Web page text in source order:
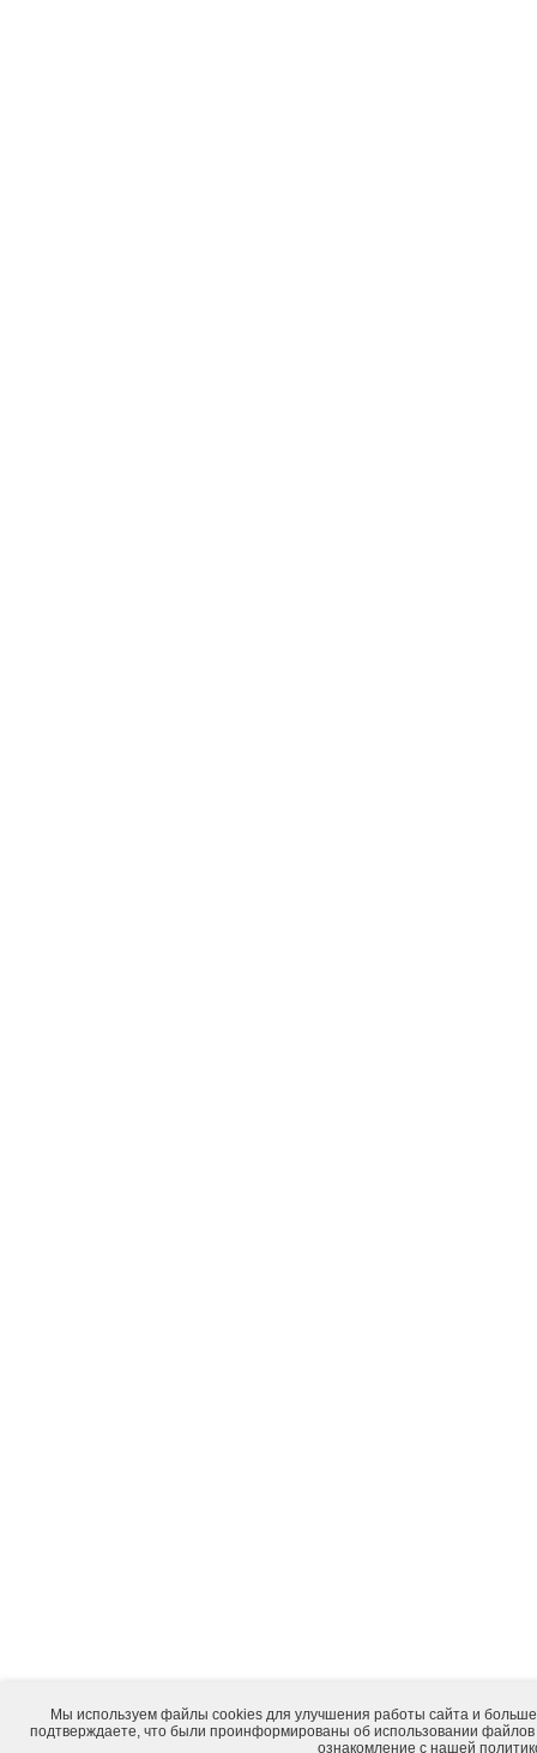
Мы используем файлы cookies для улучшения работы сайта и
подтверждаете, что были проинформированы об использовании
ознакомление с нашей